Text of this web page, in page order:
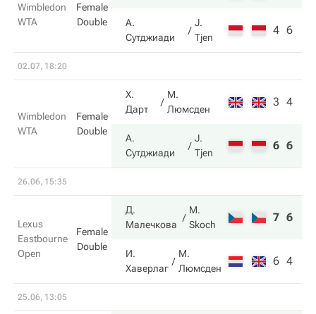
Wimbledon
WTA
Female
Double
А.
Сутджиади
J.
Tjen
4 6
02.07, 18:20
Wimbledon
WTA
Female
Double
Х.
Дарт
М.
Люмсден
3 4
А.
Сутджиади
J.
Tjen
6 6
26.06, 15:35
Lexus
Eastbourne
Open
Female
Double
Д.
Малечкова
M.
Skoch
7 6
И.
Хаверлаг
М.
Люмсден
6 4
25.06, 13:05